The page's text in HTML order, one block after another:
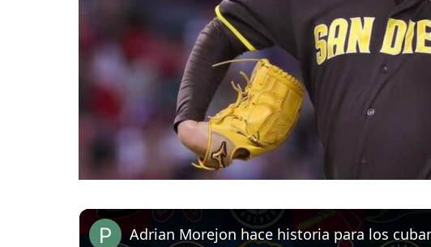
Adrian Morejon hace historia para los